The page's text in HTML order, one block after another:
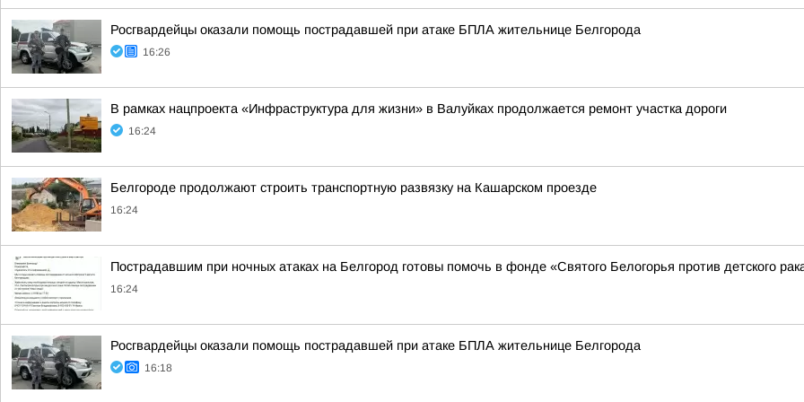
Росгвардейцы оказали помощь пострадавшей при атаке БПЛА жительнице Белгорода
16:26
В рамках нацпроекта «Инфраструктура для жизни» в Валуйках продолжается ремонт участка дороги
16:24
Белгороде продолжают строить транспортную развязку на Кашарском проезде
16:24
Пострадавшим при ночных атаках на Белгород готовы помочь в фонде «Святого Белогорья против детского
16:24
Росгвардейцы оказали помощь пострадавшей при атаке БПЛА жительнице Белгорода
16:18